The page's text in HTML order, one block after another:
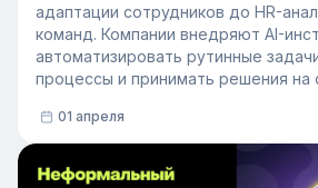
адаптации сотрудников до HR-
команд. Компании внедряют AI-
автоматизировать рутинные
процессы и принимать решения на
01 апреля